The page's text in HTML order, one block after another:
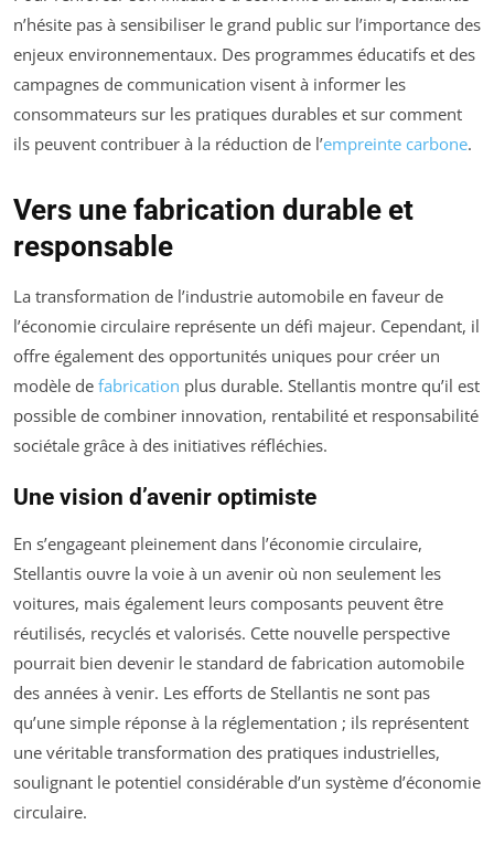
n’hésite pas à sensibiliser le grand public sur l’importance des
enjeux environnementaux. Des programmes éducatifs et des
campagnes de communication visent à informer les
consommateurs sur les pratiques durables et sur comment
ils peuvent contribuer à la réduction de l’empreinte carbone.
Vers une fabrication durable et
responsable
La transformation de l’industrie automobile en faveur de
l’économie circulaire représente un défi majeur. Cependant, il
offre également des opportunités uniques pour créer un
modèle de fabrication plus durable. Stellantis montre qu’il est
possible de combiner innovation, rentabilité et responsabilité
sociétale grâce à des initiatives réfléchies.
Une vision d’avenir optimiste
En s’engageant pleinement dans l’économie circulaire,
Stellantis ouvre la voie à un avenir où non seulement les
voitures, mais également leurs composants peuvent être
réutilisés, recyclés et valorisés. Cette nouvelle perspective
pourrait bien devenir le standard de fabrication automobile
des années à venir. Les efforts de Stellantis ne sont pas
qu’une simple réponse à la réglementation ; ils représentent
une véritable transformation des pratiques industrielles,
soulignant le potentiel considérable d’un système d’économie
circulaire.